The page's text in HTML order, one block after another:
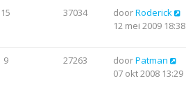
15 37034 doorRoderick
12 mei 2009 18:38
9 27263 doorPatman
07 okt 2008 13:29